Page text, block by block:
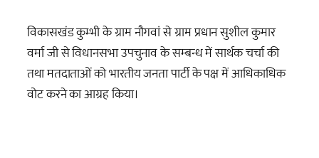
विकासखंड कुम्भी के ग्राम नौगवां से ग्राम प्रधान सुशील कुमार
वर्मा जी से विधानसभा उपचुनाव के सम्बन्ध में सार्थक चर्चा की
तथा मतदाताओं को भारतीय जनता पार्टी के पक्ष में आधिकाधिक
वोट करने का आग्रह किया।